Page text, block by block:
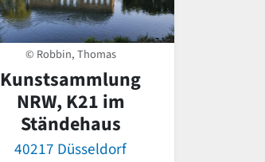
© Robbin, Thomas
Kunstsammlung
NRW, K21 im
Ständehaus
40217 Düsseldorf